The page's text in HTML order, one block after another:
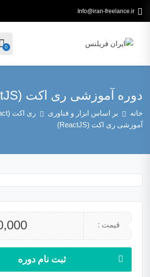
Info@iran-freelance.ir
0
دوره آموزشی ری اکت (ReactJS)
خانه بر اساس ابزار و فناوری ری اکت (React)
آموزشی ری اکت (ReactJS)
قیمت :
ثبت نام دوره